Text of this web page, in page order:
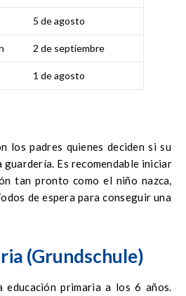
5 de agosto
2 de septiembre
1 de agosto
los padres quienes deciden si su
Es recomendable iniciar
tan pronto como el niño nazca,
de espera para conseguir una
(Grundschule)
educación primaria a los 6 años.